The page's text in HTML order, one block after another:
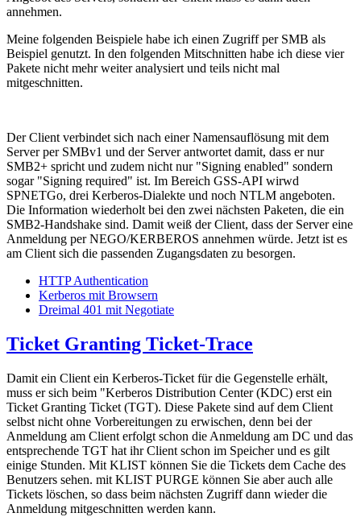
annehmen.
Meine folgenden Beispiele habe ich einen Zugriff per SMB als
Beispiel genutzt. In den folgenden Mitschnitten habe ich diese vier
Pakete nicht mehr weiter analysiert und teils nicht mal
mitgeschnitten.
Der Client verbindet sich nach einer Namensauflösung mit dem
Server per SMBv1 und der Server antwortet damit, dass er nur
SMB2+ spricht und zudem nicht nur "Signing enabled" sondern
sogar "Signing required" ist. Im Bereich GSS-API wirwd
SPNETGo, drei Kerberos-Dialekte und noch NTLM angeboten.
Die Information wiederholt bei den zwei nächsten Paketen, die ein
SMB2-Handshake sind. Damit weiß der Client, dass der Server eine
Anmeldung per NEGO/KERBEROS annehmen würde. Jetzt ist es
am Client sich die passenden Zugangsdaten zu besorgen.
HTTP Authentication
Kerberos mit Browsern
Dreimal 401 mit Negotiate
Ticket Granting Ticket-Trace
Damit ein Client ein Kerberos-Ticket für die Gegenstelle erhält,
muss er sich beim "Kerberos Distribution Center (KDC) erst ein
Ticket Granting Ticket (TGT). Diese Pakete sind auf dem Client
selbst nicht ohne Vorbereitungen zu erwischen, denn bei der
Anmeldung am Client erfolgt schon die Anmeldung am DC und das
entsprechende TGT hat ihr Client schon im Speicher und es gilt
einige Stunden. Mit KLIST können Sie die Tickets dem Cache des
Benutzers sehen. mit KLIST PURGE können Sie aber auch alle
Tickets löschen, so dass beim nächsten Zugriff dann wieder die
Anmeldung mitgeschnitten werden kann.